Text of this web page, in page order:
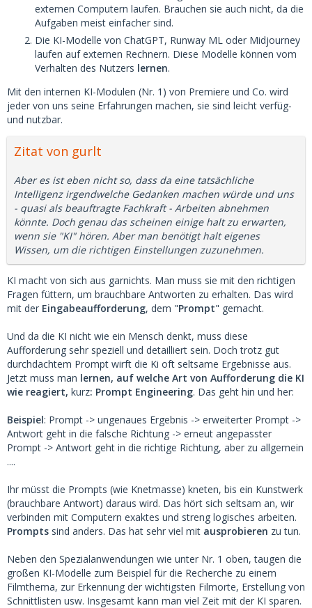
externen Computern laufen. Brauchen sie auch nicht, da die
Aufgaben meist einfacher sind.
Die KI-Modelle von ChatGPT, Runway ML oder Midjourney
laufen auf externen Rechnern. Diese Modelle können vom
Verhalten des Nutzers lernen.
Mit den internen KI-Modulen (Nr. 1) von Premiere und Co. wird
jeder von uns seine Erfahrungen machen, sie sind leicht verfüg-
und nutzbar.
Zitat von gurlt
Aber es ist eben nicht so, dass da eine tatsächliche
Intelligenz irgendwelche Gedanken machen würde und uns
- quasi als beauftragte Fachkraft - Arbeiten abnehmen
könnte. Doch genau das scheinen einige halt zu erwarten,
wenn sie "KI" hören. Aber man benötigt halt eigenes
Wissen, um die richtigen Einstellungen zuzunehmen.
KI macht von sich aus garnichts. Man muss sie mit den richtigen
Fragen füttern, um brauchbare Antworten zu erhalten. Das wird
mit der Eingabeaufforderung, dem "Prompt" gemacht.
Und da die KI nicht wie ein Mensch denkt, muss diese
Aufforderung sehr speziell und detailliert sein. Doch trotz gut
durchdachtem Prompt wirft die Ki oft seltsame Ergebnisse aus.
Jetzt muss man lernen, auf welche Art von Aufforderung die KI
wie reagiert, kurz: Prompt Engineering. Das geht hin und her:
Beispiel: Prompt -> ungenaues Ergebnis -> erweiterter Prompt ->
Antwort geht in die falsche Richtung -> erneut angepasster
Prompt -> Antwort geht in die richtige Richtung, aber zu allgemein
....
Ihr müsst die Prompts (wie Knetmasse) kneten, bis ein Kunstwerk
(brauchbare Antwort) daraus wird. Das hört sich seltsam an, wir
verbinden mit Computern exaktes und streng logisches arbeiten.
Prompts sind anders. Das hat sehr viel mit ausprobieren zu tun.
Neben den Spezialanwendungen wie unter Nr. 1 oben, taugen die
großen KI-Modelle zum Beispiel für die Recherche zu einem
Filmthema, zur Erkennung der wichtigsten Filmorte, Erstellung von
Schnittlisten usw. Insgesamt kann man viel Zeit mit der KI sparen.